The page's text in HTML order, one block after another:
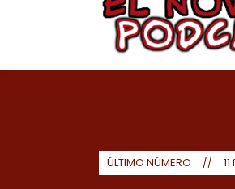
ÚLTIMO NÚMERO